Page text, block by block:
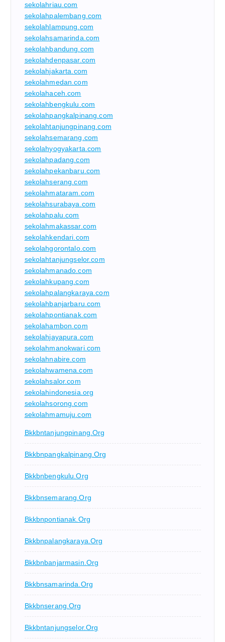
sekolahriau.com
sekolahpalembang.com
sekolahlampung.com
sekolahsamarinda.com
sekolahbandung.com
sekolahdenpasar.com
sekolahjakarta.com
sekolahmedan.com
sekolahaceh.com
sekolahbengkulu.com
sekolahpangkalpinang.com
sekolahtanjungpinang.com
sekolahsemarang.com
sekolahyogyakarta.com
sekolahpadang.com
sekolahpekanbaru.com
sekolahserang.com
sekolahmataram.com
sekolahsurabaya.com
sekolahpalu.com
sekolahmakassar.com
sekolahkendari.com
sekolahgorontalo.com
sekolahtanjungselor.com
sekolahmanado.com
sekolahkupang.com
sekolahpalangkaraya.com
sekolahbanjarbaru.com
sekolahpontianak.com
sekolahambon.com
sekolahjayapura.com
sekolahmanokwari.com
sekolahnabire.com
sekolahwamena.com
sekolahsalor.com
sekolahindonesia.org
sekolahsorong.com
sekolahmamuju.com
Bkkbntanjungpinang.org
Bkkbnpangkalpinang.org
Bkkbnbengkulu.org
Bkkbnsemarang.org
Bkkbnpontianak.org
Bkkbnpalangkaraya.org
Bkkbnbanjarmasin.org
Bkkbnsamarinda.org
Bkkbnserang.org
Bkkbntanjungselor.org